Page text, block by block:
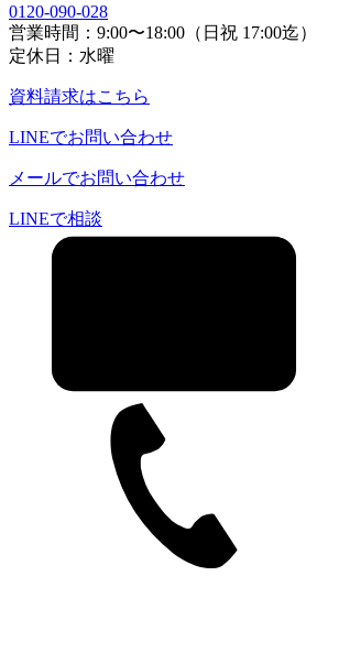
0120-090-028
営業時間：9:00〜18:00（日祝 17:00迄）
定休日：水曜
資料請求はこちら
LINEでお問い合わせ
メールでお問い合わせ
LINEで相談